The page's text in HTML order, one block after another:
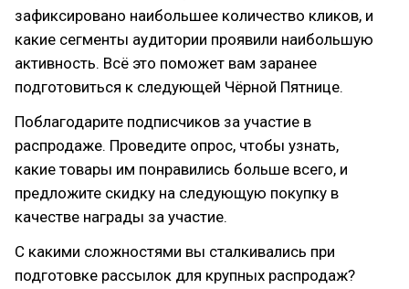
зафиксировано наибольшее количество кликов, и
какие сегменты аудитории проявили наибольшую
активность. Всё это поможет вам заранее
подготовиться к следующей Чёрной Пятнице.
Поблагодарите подписчиков за участие в
распродаже. Проведите опрос, чтобы узнать,
какие товары им понравились больше всего, и
предложите скидку на следующую покупку в
качестве награды за участие.
С какими сложностями вы сталкивались при
подготовке рассылок для крупных распродаж?